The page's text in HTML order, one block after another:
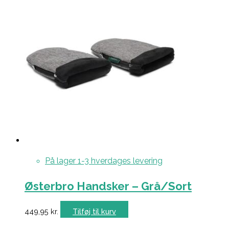
På lager 1-3 hverdages levering
Østerbro Handsker – Grå/Sort
449,95 kr. Tilføj til kurv